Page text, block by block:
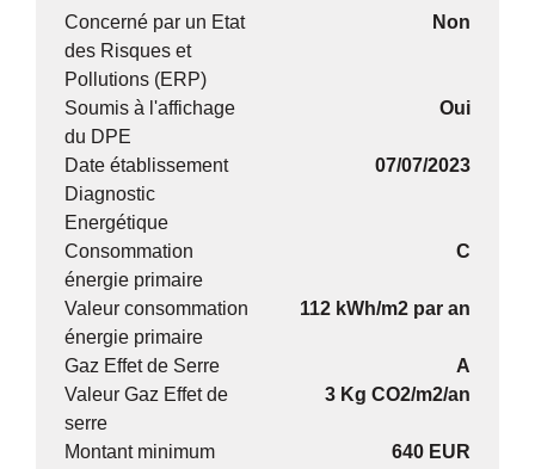
Concerné par un Etat
des Risques et
Pollutions (ERP)
Non
Soumis à l'affichage
du DPE
Oui
Date établissement
Diagnostic
Energétique
07/07/2023
Consommation
énergie primaire
C
Valeur consommation
énergie primaire
112 kWh/m2 par an
Gaz Effet de Serre
A
Valeur Gaz Effet de
serre
3 Kg CO2/m2/an
Montant minimum
640 EUR